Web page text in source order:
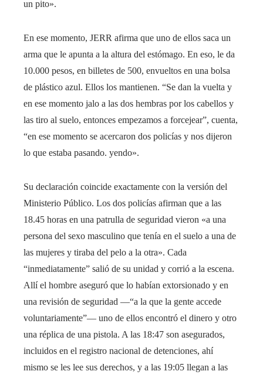
un pito».
En ese momento, JERR afirma que uno de ellos saca un
arma que le apunta a la altura del estómago. En eso, le da
10.000 pesos, en billetes de 500, envueltos en una bolsa
de plástico azul. Ellos los mantienen. “Se dan la vuelta y
en ese momento jalo a las dos hembras por los cabellos y
las tiro al suelo, entonces empezamos a forcejear”, cuenta,
“en ese momento se acercaron dos policías y nos dijeron
lo que estaba pasando. yendo».
Su declaración coincide exactamente con la versión del
Ministerio Público. Los dos policías afirman que a las
18.45 horas en una patrulla de seguridad vieron «a una
persona del sexo masculino que tenía en el suelo a una de
las mujeres y tiraba del pelo a la otra». Cada
“inmediatamente” salió de su unidad y corrió a la escena.
Allí el hombre aseguró que lo habían extorsionado y en
una revisión de seguridad —“a la que la gente accede
voluntariamente”— uno de ellos encontró el dinero y otro
una réplica de una pistola. A las 18:47 son asegurados,
incluidos en el registro nacional de detenciones, ahí
mismo se les lee sus derechos, y a las 19:05 llegan a las